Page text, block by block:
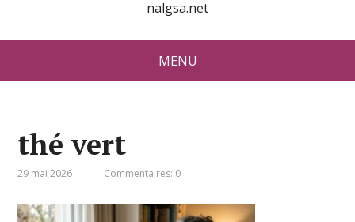
nalgsa.net
MENU
thé vert
29 mai 2026 Commentaires: 0